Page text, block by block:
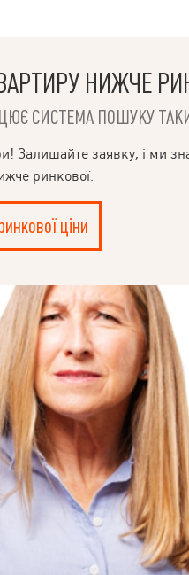
НИЖЧЕ
СИСТЕМА ПОШУКУ
Залишайте заявку, і ми
ринкової.
ціни